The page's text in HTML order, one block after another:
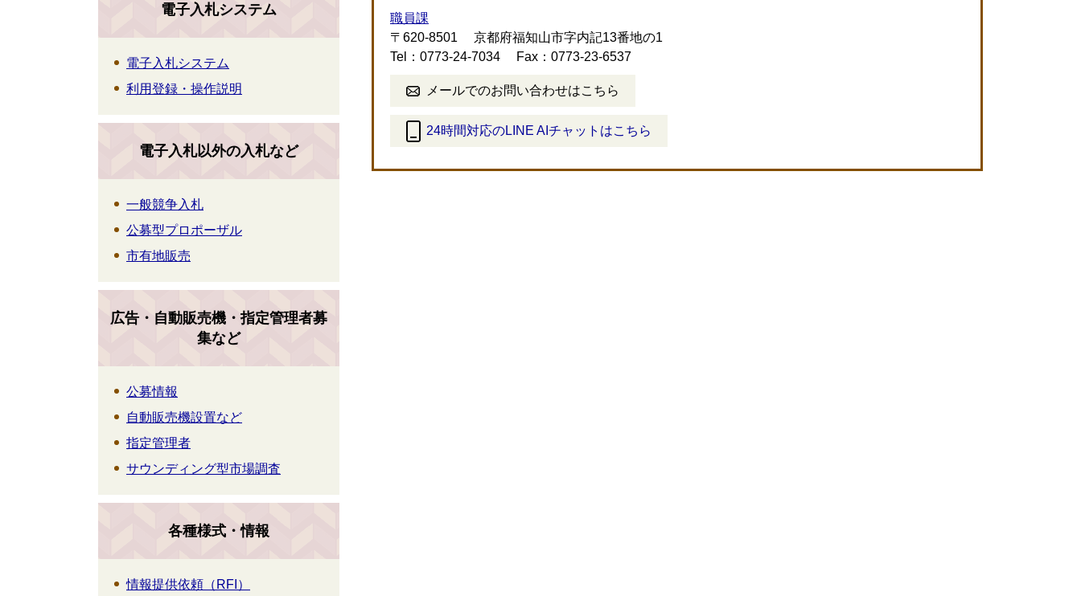
職員課
〒620-8501
京都府福知山市字内記13番地の1
Tel：0773-24-7034
Fax：0773-23-6537
メールでのお問い合わせはこちら
24時間対応のLINE AIチャットはこちら
外
電子入札システム
電子入札システム
利用登録・操作説明
電子入札以外の入札など
一般競争入札
公募型プロポーザル
市有地販売
広告・自動販売機・指定管理者募
集など
公募情報
自動販売機設置など
指定管理者
サウンディング型市場調査
各種様式・情報
情報提供依頼（RFI）